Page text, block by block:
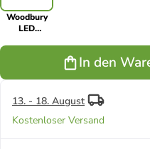
Woodbury
LED
39cm in holz
In den
13. - 18. August
Kostenloser Versand